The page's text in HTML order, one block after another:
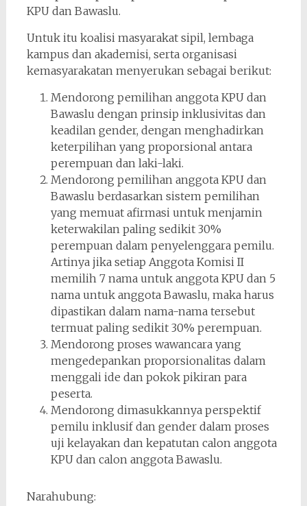
KPU dan Bawaslu.
Untuk itu koalisi masyarakat sipil, lembaga
kampus dan akademisi, serta organisasi
kemasyarakatan menyerukan sebagai berikut:
Mendorong pemilihan anggota KPU dan
Bawaslu dengan prinsip inklusivitas dan
keadilan gender, dengan menghadirkan
keterpilihan yang proporsional antara
perempuan dan laki-laki.
Mendorong pemilihan anggota KPU dan
Bawaslu berdasarkan sistem pemilihan
yang memuat afirmasi untuk menjamin
keterwakilan paling sedikit 30%
perempuan dalam penyelenggara pemilu.
Artinya jika setiap Anggota Komisi II
memilih 7 nama untuk anggota KPU dan 5
nama untuk anggota Bawaslu, maka harus
dipastikan dalam nama-nama tersebut
termuat paling sedikit 30% perempuan.
Mendorong proses wawancara yang
mengedepankan proporsionalitas dalam
menggali ide dan pokok pikiran para
peserta.
Mendorong dimasukkannya perspektif
pemilu inklusif dan gender dalam proses
uji kelayakan dan kepatutan calon anggota
KPU dan calon anggota Bawaslu.
Narahubung: